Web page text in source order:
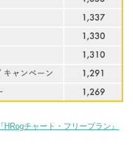
『HRogチャート・フリープラン』